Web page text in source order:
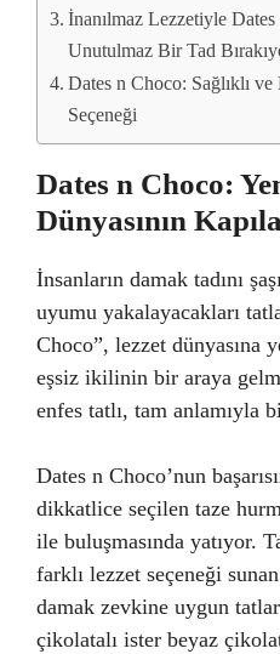
İnanılmaz Lezzetiyle
Unutulmaz Bir Tad
Dates n Choco: Sağlıklı ve
Seçeneği
Dates n Choco:
Dünyasının
İnsanların damak tadını
uyumu yakalayacakları
Choco”, lezzet
eşsiz ikilinin bir araya
enfes tatlı, tam anlamıyla
Dates n Choco’nun
dikkatlice seçilen taze
ile buluşmasında yatıyor.
farklı lezzet seçeneği
damak zevkine uygun
çikolatalı ister beyaz